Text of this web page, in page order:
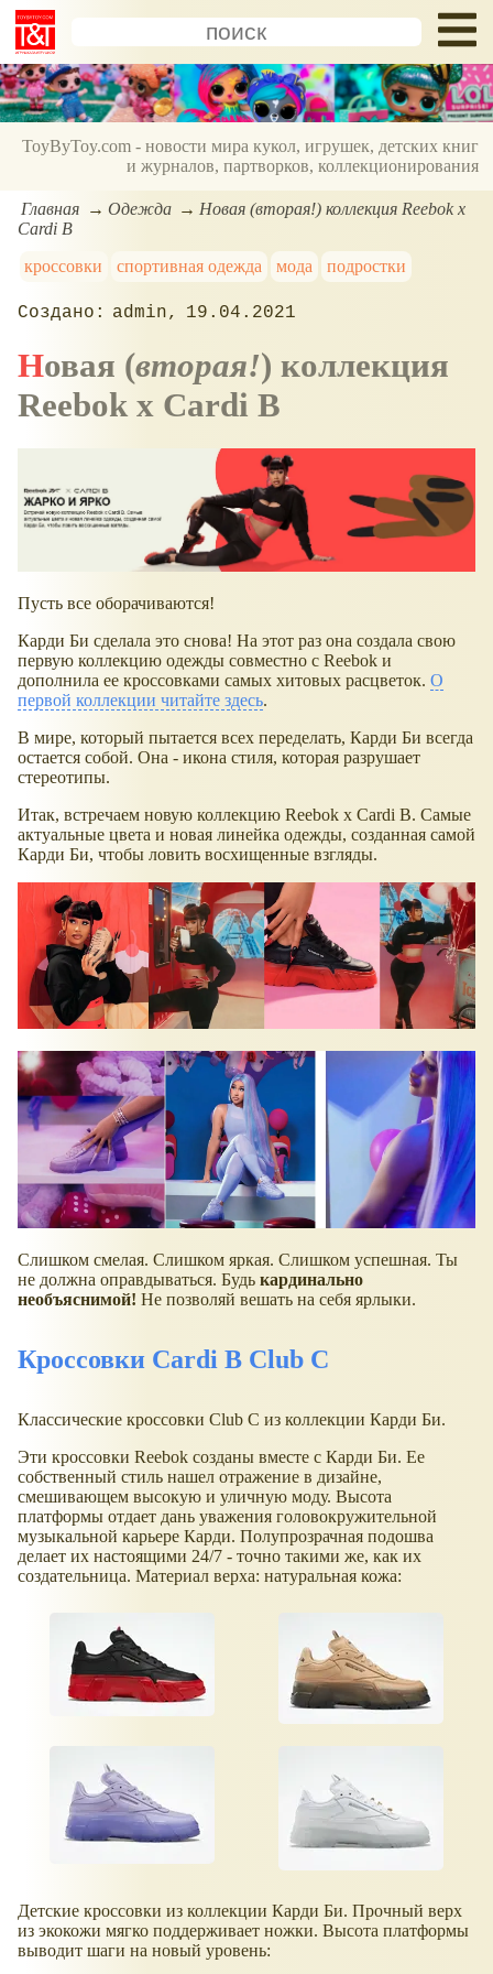
ToyByToy.com - новости мира кукол, игрушек, детских книг
и журналов, партворков, коллекционирования
Главная Одежда
Новая (вторая!) коллекция Reebok x
Cardi B
кроссовки
спортивная одежда мода подростки
admin 19.04.2021
Новая (вторая!) коллекция
Reebok x Cardi B
Пусть все оборачиваются!
Карди Би сделала это снова! На этот раз она создала свою
первую коллекцию одежды совместно с Reebok и
дополнила ее кроссовками самых хитовых расцветок. О
первой коллекции читайте здесь.
В мире, который пытается всех переделать, Карди Би всегда
остается собой. Она - икона стиля, которая разрушает
стереотипы.
Итак, встречаем новую коллекцию Reebok x Cardi B. Самые
актуальные цвета и новая линейка одежды, созданная самой
Карди Би, чтобы ловить восхищенные взгляды.
Слишком смелая. Слишком яркая. Слишком успешная. Ты
не должна оправдываться. Будь кардинально
необъяснимой! Не позволяй вешать на себя ярлыки.
Кроссовки Cardi B Club C
Классические кроссовки Club C из коллекции Карди Би.
Эти кроссовки Reebok созданы вместе с Карди Би. Ее
собственный стиль нашел отражение в дизайне,
смешивающем высокую и уличную моду. Высота
платформы отдает дань уважения головокружительной
музыкальной карьере Карди. Полупрозрачная подошва
делает их настоящими 24/7 - точно такими же, как их
создательница. Материал верха: натуральная кожа:
Детские кроссовки из коллекции Карди Би. Прочный верх
из экокожи мягко поддерживает ножки. Высота платформы
выводит шаги на новый уровень: